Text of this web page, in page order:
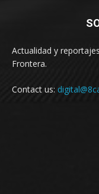
Actualidad y
Frontera.
Contact us: